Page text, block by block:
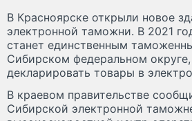
В Красноярске открыли новое
электронной таможни. В 2021
станет единственным
Сибирском федеральном
декларировать товары в
В краевом правительстве
Сибирской электронной